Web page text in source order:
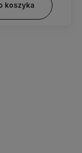
koszyka